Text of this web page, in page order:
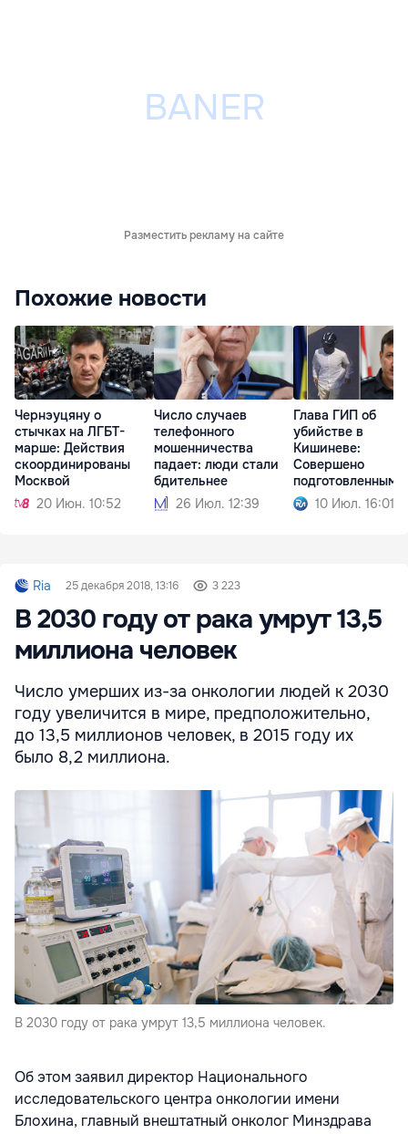
Разместить рекламу на сайте
Похожие новости
Чернэуцяну о
стычках на ЛГБТ-
марше: Действия
скоординированы
Москвой
20 Июн. 10:52
Число случаев
телефонного
мошенничества
падает: люди стали
бдительнее
26 Июл. 12:39
Глава ГИП об
убийстве в
Кишиневе:
Совершено
подготовленным
киллером
10 Июл. 16:01
Ria 25 декабря 2018, 13:16 3 223
В 2030 году от рака умрут 13,5
миллиона человек
Число умерших из-за онкологии людей к 2030
году увеличится в мире, предположительно,
до 13,5 миллионов человек, в 2015 году их
было 8,2 миллиона.
В 2030 году от рака умрут 13,5 миллиона человек.
Об этом заявил директор Национального
исследовательского центра онкологии имени
Блохина, главный внештатный онколог Минздрава